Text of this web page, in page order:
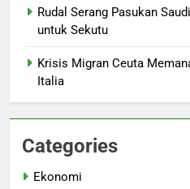
Rudal Serang Pasukan
untuk Sekutu
Krisis Migran Ceuta
Italia
Categories
Ekonomi